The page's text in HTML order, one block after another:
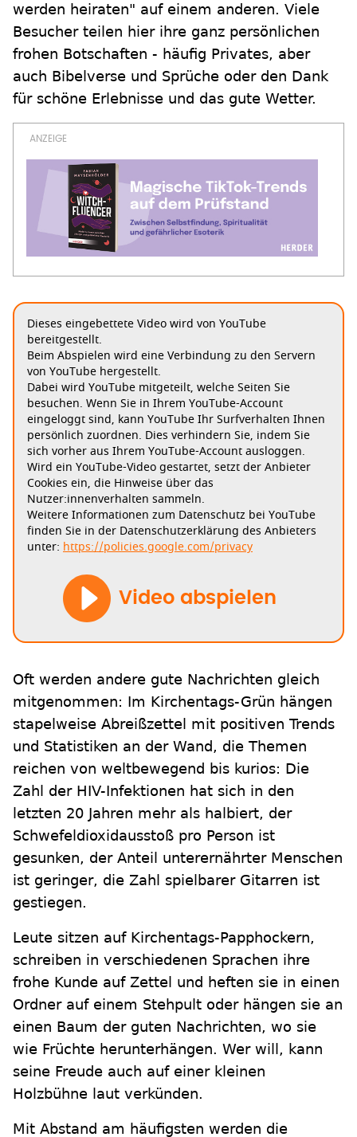
werden heiraten" auf einem anderen. Viele
Besucher teilen hier ihre ganz persönlichen
frohen Botschaften - häufig Privates, aber
auch Bibelverse und Sprüche oder den Dank
für schöne Erlebnisse und das gute Wetter.
Dieses eingebettete Video wird von YouTube
bereitgestellt.
Beim Abspielen wird eine Verbindung zu den Servern
von YouTube hergestellt.
Dabei wird YouTube mitgeteilt, welche Seiten Sie
besuchen. Wenn Sie in Ihrem YouTube-Account
eingeloggt sind, kann YouTube Ihr Surfverhalten Ihnen
persönlich zuordnen. Dies verhindern Sie, indem Sie
sich vorher aus Ihrem YouTube-Account ausloggen.
Wird ein YouTube-Video gestartet, setzt der Anbieter
Cookies ein, die Hinweise über das
Nutzer:innenverhalten sammeln.
Weitere Informationen zum Datenschutz bei YouTube
finden Sie in der Datenschutzerklärung des Anbieters
unter: https://policies.google.com/privacy
Video abspielen
Oft werden andere gute Nachrichten gleich
mitgenommen: Im Kirchentags-Grün hängen
stapelweise Abreißzettel mit positiven Trends
und Statistiken an der Wand, die Themen
reichen von weltbewegend bis kurios: Die
Zahl der HIV-Infektionen hat sich in den
letzten 20 Jahren mehr als halbiert, der
Schwefeldioxidausstoß pro Person ist
gesunken, der Anteil unterernährter Menschen
ist geringer, die Zahl spielbarer Gitarren ist
gestiegen.
Leute sitzen auf Kirchentags-Papphockern,
schreiben in verschiedenen Sprachen ihre
frohe Kunde auf Zettel und heften sie in einen
Ordner auf einem Stehpult oder hängen sie an
einen Baum der guten Nachrichten, wo sie
wie Früchte herunterhängen. Wer will, kann
seine Freude auch auf einer kleinen
Holzbühne laut verkünden.
Mit Abstand am häufigsten werden die